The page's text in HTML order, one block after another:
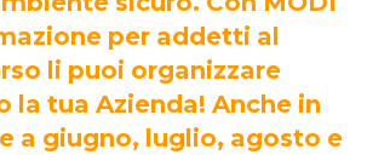
per addetti al
li puoi organizzare
la tua Azienda! Anche in
a giugno, luglio, agosto e